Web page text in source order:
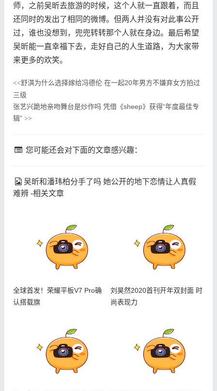
师，之前吴昕去旅游的时候，这个人就一直跟着，而且
还同时的发出了相同的微博。但两人并没有对此事公开
过，谁也没想到，兜兜转转那个人就在身边。最后希望
吴昕能一直幸福下去，走好自己的人生道路，为大家带
来更多的欢笑。
<<舒淇为什么选择嫁给冯德伦 在一起20年男方不嫌弃女方拍过
三级
张艺兴跪地亲吻舞台是炒作吗 凭借《sheep》获得“年度最佳专
辑” >>
您可能还会对下面的文章感兴趣：
吴昕和潘玮柏分手了吗 她公开的地下恋情让人真假
难辨 -相关文章
全球首发！荣耀平板V7 Pro确
认搭载旗
刘昊然2020首刊开年双封面 时
尚表现力